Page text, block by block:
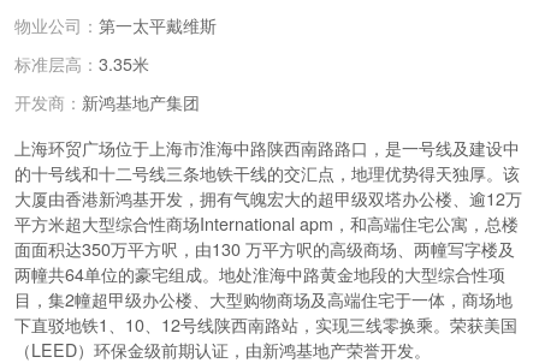
物业公司： 第一太平戴维斯
标准层高： 3.35米
开发商： 新鸿基地产集团
上海环贸广场位于上海市淮海中路陕西南路路口，是一号线及建设中
的十号线和十二号线三条地铁干线的交汇点，地理优势得天独厚。该
大厦由香港新鸿基开发，拥有气魄宏大的超甲级双塔办公楼、逾12万
平方米超大型综合性商场International apm，和高端住宅公寓，总楼
面面积达350万平方呎，由130 万平方呎的高级商场、两幢写字楼及
两幢共64单位的豪宅组成。地处淮海中路黄金地段的大型综合性项
目，集2幢超甲级办公楼、大型购物商场及高端住宅于一体，商场地
下直驳地铁1、10、12号线陕西南路站，实现三线零换乘。荣获美国
（LEED）环保金级前期认证，由新鸿基地产荣誉开发。